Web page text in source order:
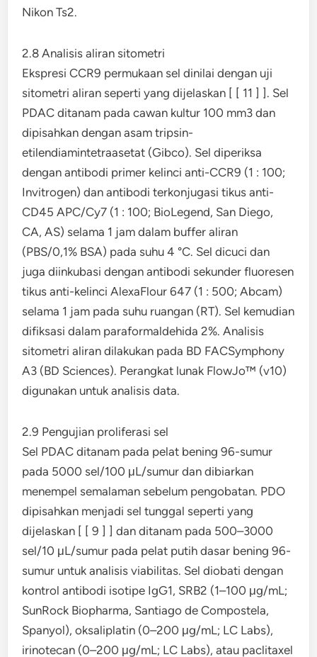
Nikon Ts2.
2.8 Analisis aliran sitometri
Ekspresi CCR9 permukaan sel dinilai dengan uji
sitometri aliran seperti yang dijelaskan [ [ 11 ] ]. Sel
PDAC ditanam pada cawan kultur 100 mm3 dan
dipisahkan dengan asam tripsin-
etilendiamintetraasetat (Gibco). Sel diperiksa
dengan antibodi primer kelinci anti-CCR9 (1 : 100;
Invitrogen) dan antibodi terkonjugasi tikus anti-
CD45 APC/Cy7 (1 : 100; BioLegend, San Diego,
CA, AS) selama 1 jam dalam buffer aliran
(PBS/0,1% BSA) pada suhu 4 °C. Sel dicuci dan
juga diinkubasi dengan antibodi sekunder fluoresen
tikus anti-kelinci AlexaFlour 647 (1 : 500; Abcam)
selama 1 jam pada suhu ruangan (RT). Sel kemudian
difiksasi dalam paraformaldehida 2%. Analisis
sitometri aliran dilakukan pada BD FACSymphony
A3 (BD ​​Sciences). Perangkat lunak FlowJo™ (v10)
digunakan untuk analisis data.
2.9 Pengujian proliferasi sel
Sel PDAC ditanam pada pelat bening 96-sumur
pada 5000 sel/100 μL/sumur dan dibiarkan
menempel semalaman sebelum pengobatan. PDO
dipisahkan menjadi sel tunggal seperti yang
dijelaskan [ [ 9 ] ] dan ditanam pada 500–3000
sel/10 μL/sumur pada pelat putih dasar bening 96-
sumur untuk analisis viabilitas. Sel diobati dengan
kontrol antibodi isotipe IgG1, SRB2 (1–100 μg/mL;
SunRock Biopharma, Santiago de Compostela,
Spanyol), oksaliplatin (0–200 μg/mL; LC Labs),
irinotecan (0–200 μg/mL; LC Labs), atau paclitaxel